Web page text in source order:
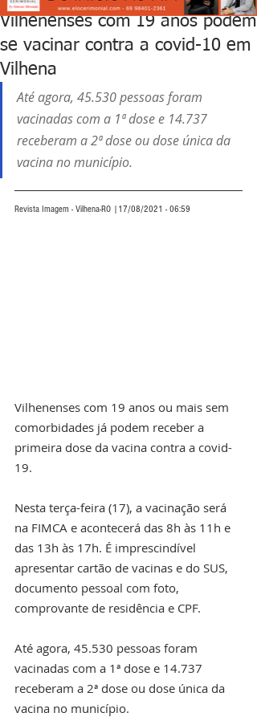
Vilhenenses com 19 anos podem
se vacinar contra a covid-10 em
Vilhena
Até agora, 45.530 pessoas foram
vacinadas com a 1ª dose e 14.737
receberam a 2ª dose ou dose única da
vacina no município.
Revista Imagem - Vilhena-RO |17/08/2021 - 06:59
Vilhenenses com 19 anos ou mais sem
comorbidades já podem receber a
primeira dose da vacina contra a covid-
19.
Nesta terça-feira (17), a vacinação será
na FIMCA e acontecerá das 8h às 11h e
das 13h às 17h. É imprescindível
apresentar cartão de vacinas e do SUS,
documento pessoal com foto,
comprovante de residência e CPF.
Até agora, 45.530 pessoas foram
vacinadas com a 1ª dose e 14.737
receberam a 2ª dose ou dose única da
vacina no município.